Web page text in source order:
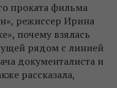
проката фильма
режиссер Ирина
почему взялась
рядом с линией
документалиста и
рассказала,